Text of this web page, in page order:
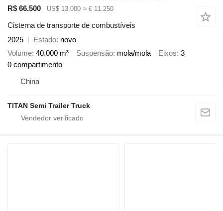
R$ 66.500
US$ 13.000 ≈ € 11.250
Cisterna de transporte de combustíveis
2025
Estado novo
Volume 40.000 m³ Suspensão mola/mola Eixos 3
0 compartimento
China
TITAN Semi Trailer Truck